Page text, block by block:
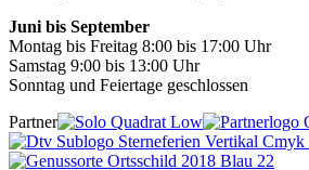
Juni bis September
Montag bis Freitag 8:00 bis 17:00 Uhr
Samstag 9:00 bis 13:00 Uhr
Sonntag und Feiertage geschlossen
Partner